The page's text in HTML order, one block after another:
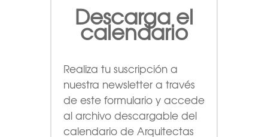
Descarga el
calendario
Realiza tu suscripción a
nuestra newsletter a través
de este formulario y accede
al archivo descargable del
calendario de Arquitectas